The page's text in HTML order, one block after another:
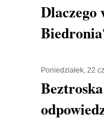
Dlaczego
Poniedziałek, 22